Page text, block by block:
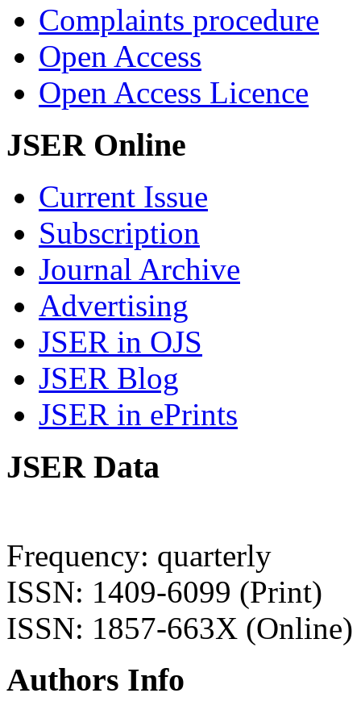
Complaints procedure
Open Access
Open Access Licence
JSER Online
Current Issue
Subscription
Journal Archive
Advertising
JSER in OJS
JSER Blog
JSER in ePrints
JSER Data
Frequency: quarterly
ISSN: 1409-6099 (Print)
ISSN: 1857-663X (Online)
Authors Info